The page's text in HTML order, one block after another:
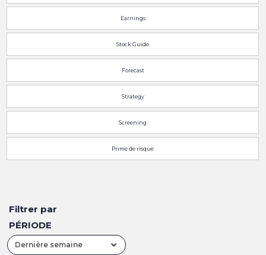
Earnings
Stock Guide
Forecast
Strategy
Screening
Prime de risque
Filtrer par
PÉRIODE
Dernière semaine